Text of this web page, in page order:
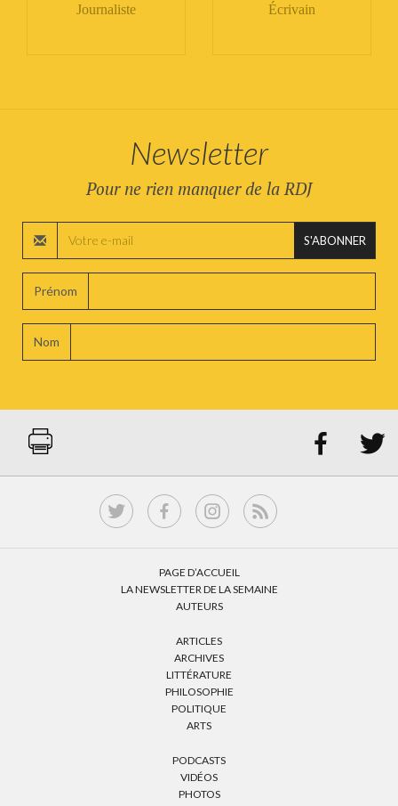
Journaliste Écrivain
Newsletter
Pour ne rien manquer de la RDJ
S'ABONNER
Prénom
Nom
 
PAGE D’ACCUEIL
LA NEWSLETTER DE LA SEMAINE
AUTEURS
ARTICLES
ARCHIVES
LITTÉRATURE
PHILOSOPHIE
POLITIQUE
ARTS
PODCASTS
VIDÉOS
PHOTOS